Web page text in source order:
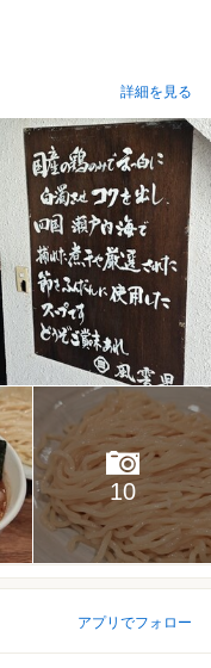
詳細を見る
10
アプリでフォロー